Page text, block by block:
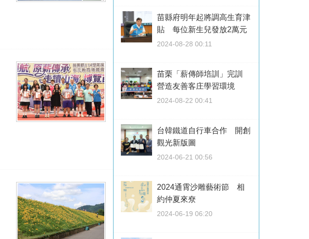
苗縣府明年起將調高生育津
貼 每位新生兒發放2萬元
2024-08-28 00:11
苗栗「薪傳師培訓」完訓
營造友善客庄學習環境
2024-08-22 00:41
台韓鐵道自行車合作 開創
觀光新版圖
2024-06-21 00:56
2024通霄沙雕藝術節 相
約仲夏來尞
2024-06-19 06:20